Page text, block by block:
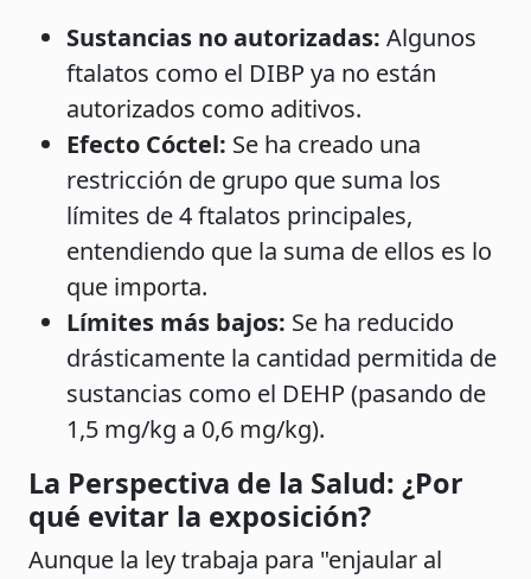
Sustancias no autorizadas: Algunos
ftalatos como el DIBP ya no están
autorizados como aditivos.
Efecto Cóctel: Se ha creado una
restricción de grupo que suma los
límites de 4 ftalatos principales,
entendiendo que la suma de ellos es lo
que importa.
Límites más bajos: Se ha reducido
drásticamente la cantidad permitida de
sustancias como el DEHP (pasando de
1,5 mg/kg a 0,6 mg/kg).
La Perspectiva de la Salud: ¿Por
qué evitar la exposición?
Aunque la ley trabaja para "enjaular al